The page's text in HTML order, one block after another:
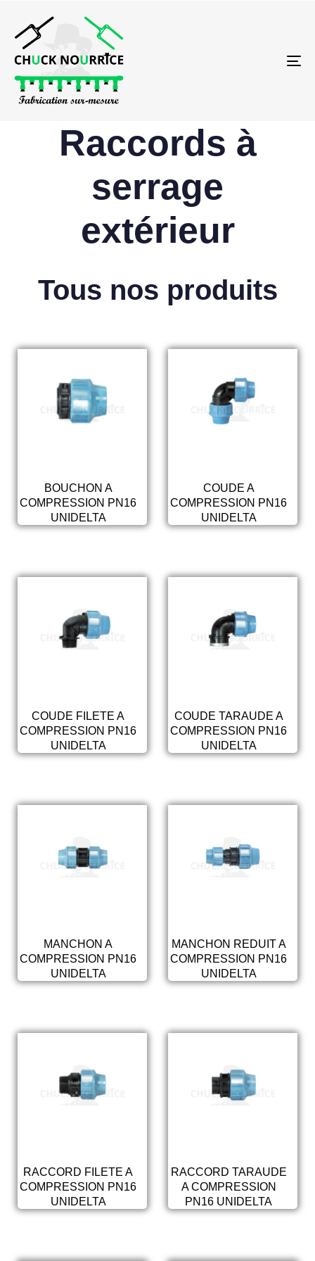
Raccords à
serrage
extérieur
Tous nos produits
BOUCHON A
COMPRESSION PN16
UNIDELTA
COUDE A
COMPRESSION PN16
UNIDELTA
COUDE FILETE A
COMPRESSION PN16
UNIDELTA
COUDE TARAUDE A
COMPRESSION PN16
UNIDELTA
MANCHON A
COMPRESSION PN16
UNIDELTA
MANCHON REDUIT A
COMPRESSION PN16
UNIDELTA
RACCORD FILETE A
COMPRESSION PN16
UNIDELTA
RACCORD TARAUDE
A COMPRESSION
PN16 UNIDELTA